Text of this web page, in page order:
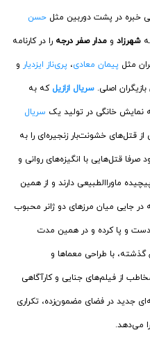
خبره در پشت دوربین مثل حسن
شهرزاد و مدار صفر درجه را در کارنامه
مثل پیمان معادی، پری‌ناز ایزدیار و
اصلی. سریال ازازیل که به
نمایش خانگی در تولید یک سریال
قتل‌های خشونت‌بار زنجیره‌ای را به
قتل‌هایی با انگیزه‌های روانی و
ماوراالطبیعی دارند و از همین
در جایی میان مرزهای دو ژانر محبوب
و پا کرده و در همین مدت
با طراحی معماها و
از فیلم‌های جنایی و کارآگاهی
جدید در فضای مضمون‌زده، تکراری
می‌دهد.